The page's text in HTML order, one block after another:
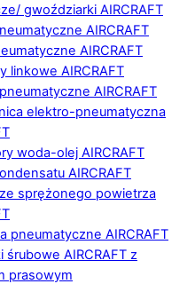
gwoździarki AIRCRAFT
AIRCRAFT
AIRCRAFT
linkowe AIRCRAFT
AIRCRAFT
elektro-pneumatyczna
woda-olej AIRCRAFT
AIRCRAFT
sprężonego powietrza
pneumatyczne AIRCRAFT
śrubowe AIRCRAFT z
prasowym